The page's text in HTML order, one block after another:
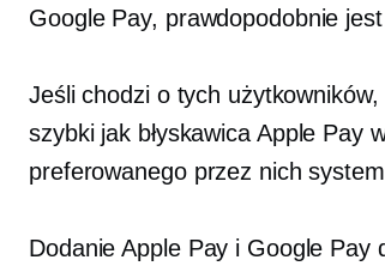
Google Pay, prawdopodobnie
Jeśli chodzi o tych
szybki jak błyskawicaApple Pay
preferowanego przez nich
Dodanie Apple Pay i Google Pay